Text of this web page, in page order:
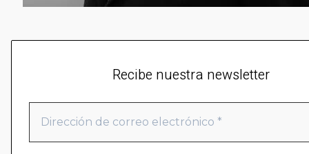
Recibe nuestra newsletter